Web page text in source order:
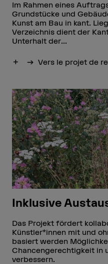
Im Rahmen eines
Grundstücke und
Kunst am Bau in kant.
Verzeichnis dient der
Unterhalt der...
Afficher plus
Vers le projet de
Inklusive
Das Projekt fördert
Künstler*innen mit und
basiert werden
Chancengerechtigkeit in
verbessern.